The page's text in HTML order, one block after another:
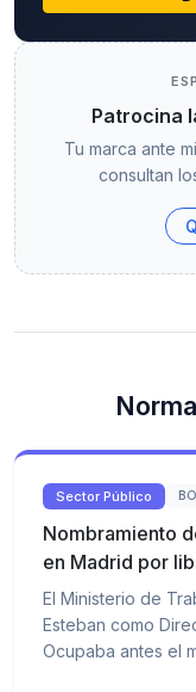
Patrocina
Tu marca ante
consultan
Sector Público
Nombramiento
en Madrid por
El Ministerio de
Esteban como
Ocupaba antes el